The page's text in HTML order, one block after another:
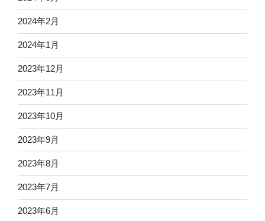
2024年2月
2024年1月
2023年12月
2023年11月
2023年10月
2023年9月
2023年8月
2023年7月
2023年6月